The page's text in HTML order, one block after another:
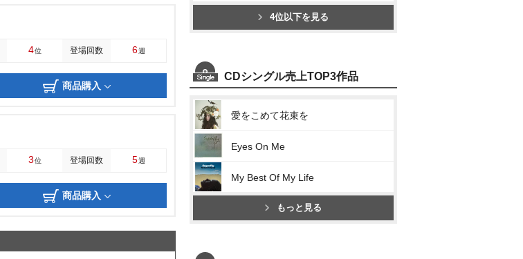
4位 登場回数 6週
商品購入
3位 登場回数 5週
商品購入
4位以下を見る
CDシングル売上TOP3作品
愛をこめて花束を
Eyes On Me
My Best Of My Life
もっと見る